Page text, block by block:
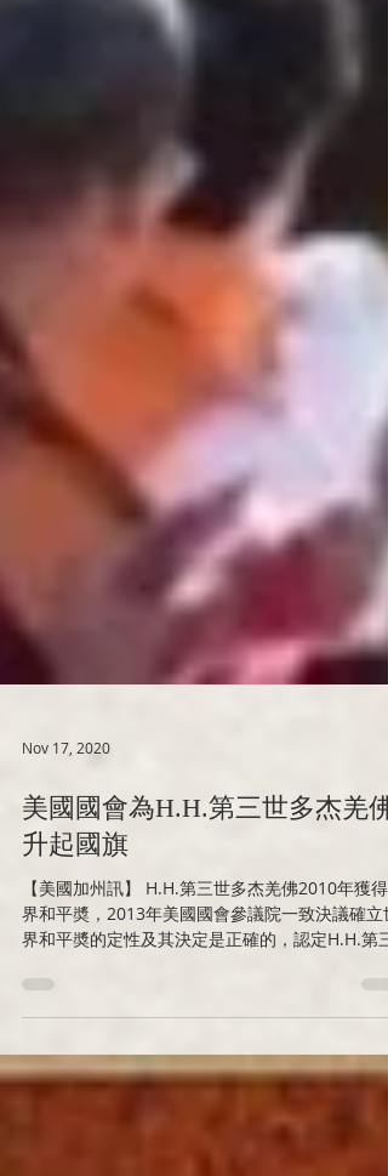
Nov 17, 2020
美國國會為H.H.第三世多杰羌佛
升起國旗
【美國加州訊】 H.H.第三世多杰羌佛2010年獲得
界和平奬的定性及其決定是正確的，認定H.H.第三
世多杰羌佛的成就地位與對人類的貢獻，2018年6
多杰羌佛祝壽」的法會上向數千...